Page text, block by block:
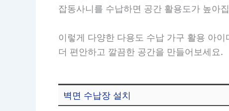
잡동사니를 수납하면 공간 활용도가 높아
이렇게 다양한 다용도 수납 가구 활용 아
더 편안하고 깔끔한 공간을 만들어보세요.
벽면 수납장 설치